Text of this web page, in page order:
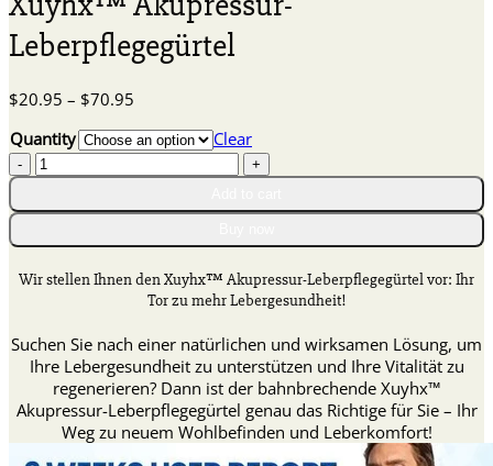
Leberpflegegürtel
$20.95 – $70.95
$20.95
Quantity
Clear
Xuyhx™
Akupressur-
Leberpflegegürtel
Wir stellen Ihnen den Xuyhx™ Akupressur-Leberpflegegürtel vor: Ihr
Tor zu mehr Lebergesundheit!
Suchen Sie nach einer natürlichen und wirksamen Lösung, um
Ihre Lebergesundheit zu unterstützen und Ihre Vitalität zu
regenerieren? Dann ist der bahnbrechende Xuyhx™
Akupressur-Leberpflegegürtel genau das Richtige für Sie – Ihr
Weg zu neuem Wohlbefinden und Leberkomfort!